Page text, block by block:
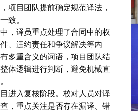
项目团队提前确定规范译法，
致。
，译员重点处理了合同中的权
、违约责任和争议解决等内
多重含义的词语，项目团队结
体逻辑进行判断，避免机械直
进入复核阶段。校对人员对译
，重点关注是否存在漏译、错